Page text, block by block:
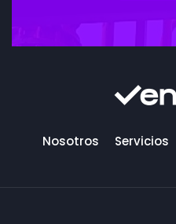
Nosotros Servicios